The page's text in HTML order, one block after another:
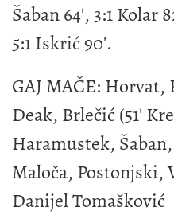
Šaban 64', 3:1 Kolar
5:1 Iskrić 90'.
GAJ MAČE: Horvat,
Deak, Brlečić (51'
Haramustek,
Maloča, Postonjski,
Danijel Tomašković